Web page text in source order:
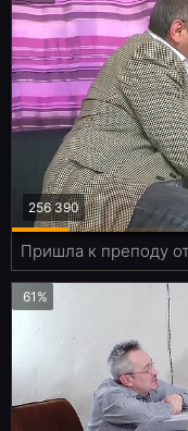
256 390
61%